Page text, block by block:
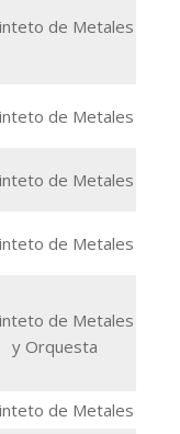
de Metales
de Metales
de Metales
de Metales
de Metales
y Orquesta
de Metales